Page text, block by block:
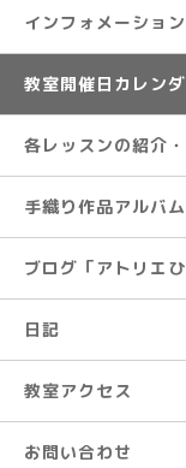
インフォメーション
教室開催日カレン
各レッスンの紹介
手織り作品アルバ
ブログ「アトリエ
日記
教室アクセス
お問い合わせ